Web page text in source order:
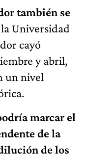
también se
Universidad
cayó
y abril,
un nivel
marcar el
de la
de los